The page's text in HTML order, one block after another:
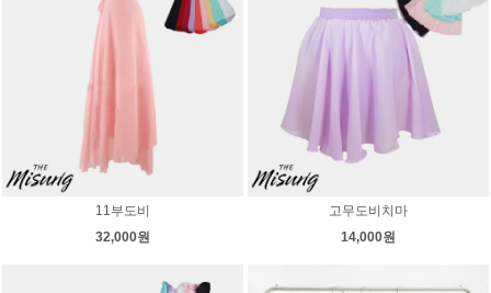
11부도비
32,000원
고무도비치마
14,000원